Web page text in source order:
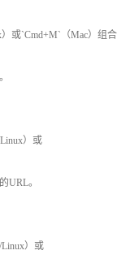
或`Cmd+M`（Mac）组合
）或
URL。
）或